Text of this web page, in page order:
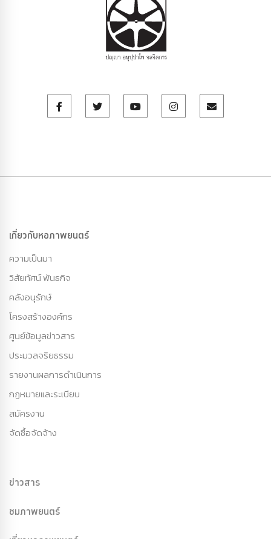
เกี่ยวกับหอภาพยนตร์
ความเป็นมา
วิสัยทัศน์ พันธกิจ
คลังอนุรักษ์
โครงสร้างองค์กร
ศูนย์ข้อมูลข่าวสาร
ประมวลจริยธรรม
รายงานผลการดำเนินการ
กฏหมายและระเบียบ
สมัครงาน
จัดซื้อจัดจ้าง
ข่าวสาร
ชมภาพยนตร์